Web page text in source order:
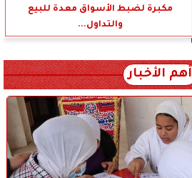
مكبرة لضبط الأسواق معدة للبيع
والتداول...
أهم الأخبار